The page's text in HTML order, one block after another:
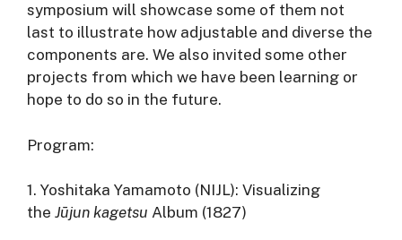
symposium will showcase some of them not
last to illustrate how adjustable and diverse the
components are. We also invited some other
projects from which we have been learning or
hope to do so in the future.
Program:
1. Yoshitaka Yamamoto (NIJL): Visualizing
the Jūjun kagetsu Album (1827)